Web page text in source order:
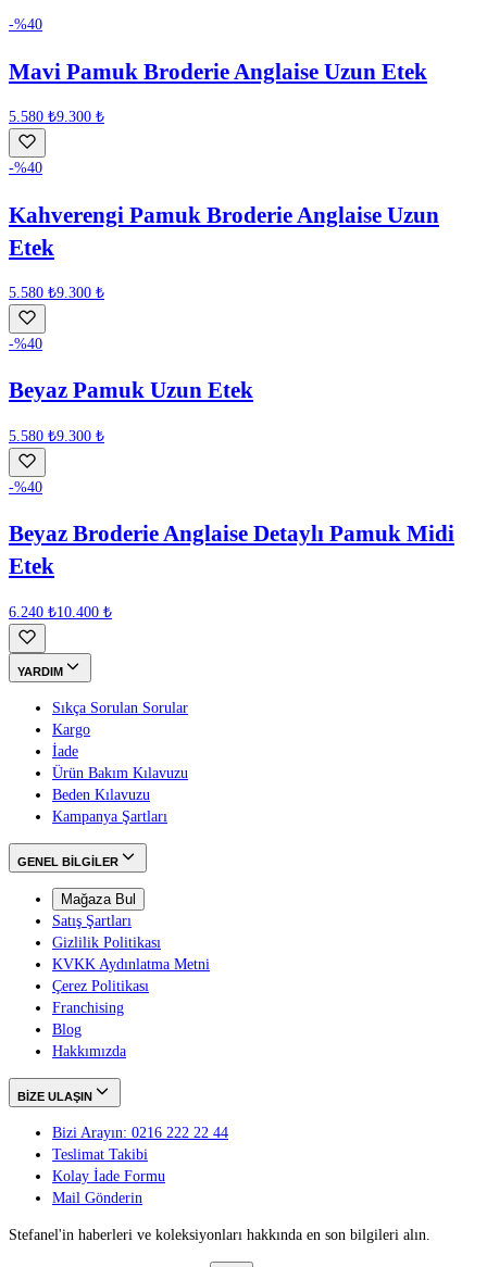
-%40
Mavi Pamuk Broderie Anglaise Uzun Etek
5.580 ₺9.300 ₺
-%40
Kahverengi Pamuk Broderie Anglaise Uzun
Etek
5.580 ₺9.300 ₺
-%40
Beyaz Pamuk Uzun Etek
5.580 ₺9.300 ₺
-%40
Beyaz Broderie Anglaise Detaylı Pamuk Midi
Etek
6.240 ₺10.400 ₺
YARDIM
Sıkça Sorulan Sorular
Kargo
İade
Ürün Bakım Kılavuzu
Beden Kılavuzu
Kampanya Şartları
GENEL BİLGİLER
Mağaza Bul
Satış Şartları
Gizlilik Politikası
KVKK Aydınlatma Metni
Çerez Politikası
Franchising
Blog
Hakkımızda
BİZE ULAŞIN
Bizi Arayın: 0216 222 22 44
Teslimat Takibi
Kolay İade Formu
Mail Gönderin
Stefanel'in haberleri ve koleksiyonları hakkında en son bilgileri alın.